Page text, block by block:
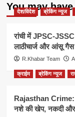
You may
देश/विदेश ब्रेकिंग न्यूज
रांची में JPSC-JSSC
लाठीचार्ज और आंसू गैस
R.Khabar Team
क्राईम ब्रेकिंग न्यूज
Rajasthan Crime:
नशे की खेप, नकदी और